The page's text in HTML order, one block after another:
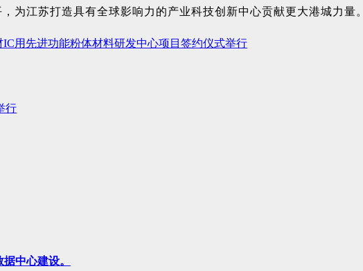
为江苏打造具有全球影响力的产业科技创新中心贡献更大港城力量。
IC用先进功能粉体材料研发中心项目签约仪式举行
行
中心建设。